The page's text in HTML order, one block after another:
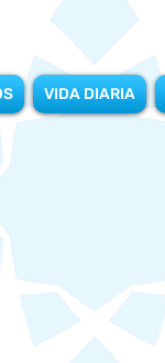
VIDA DIARIA